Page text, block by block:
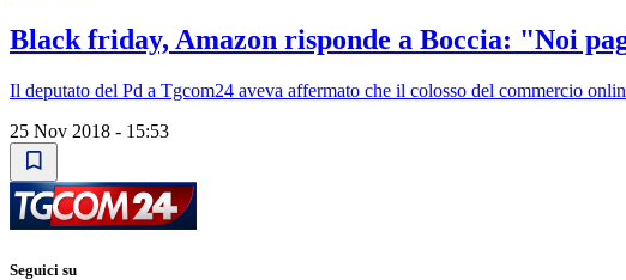
Black friday, Amazon risponde a Boccia: "Noi
Il deputato del Pd a Tgcom24 aveva affermato che il colosso del commercio
25 Nov 2018 - 15:53
Seguici su